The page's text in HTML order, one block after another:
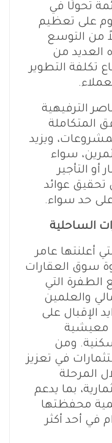
تحولًا في
على تعظيم
من التوسع
العديد من
تكلفة التطوير
الترفيهية
المتكاملة
ويزيد
سواء
التأجير
عوائد
حد سواء.
الساحلية
أعلنتها عامر
سوق العقارات
التي
والعلمين
الإقبال على
معيشية
ومن
في تعزيز
المرحلة
بما يدعم
محفظتها
في أحد أكثر